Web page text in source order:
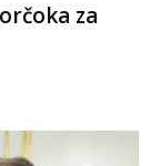
za